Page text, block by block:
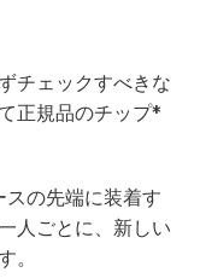
チェックすべきな
正規品のチップ*
の先端に装着す
人ごとに、新しい
。